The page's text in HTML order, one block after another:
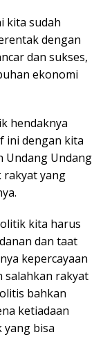
kita sudah
dengan
dan sukses,
ekonomi
hendaknya
ini dengan kita
Undang Undang
rakyat yang
kita harus
dan taat
kepercayaan
salahkan rakyat
bahkan
ketiadaan
bisa